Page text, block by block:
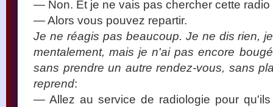
— Non. Et je ne vais pas chercher cette radio
— Alors vous pouvez repartir.
Je ne réagis pas beaucoup. Je ne dis rien,
mentalement, mais je n'ai pas encore
sans prendre un autre rendez-vous, sans
reprend:
— Allez au service de radiologie pour